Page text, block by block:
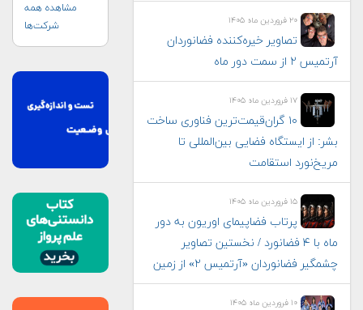
۲۰ فروردین ماه ۱۴۰۵
تصاویر خیره‌کننده فضانوردان
آرتمیس ۲ از سمت دور ماه
۱۷ فروردین ماه ۱۴۰۵
۱۰ گران‌قیمت‌ترین فناوری‌ ساخت
بشر: از ایستگاه فضایی بین‌المللی تا
مریخ‌نورد استقامت
۱۵ فروردین ماه ۱۴۰۵
پرتاب فضاپیمای اوریون به دور
ماه با ۴ فضانورد / نخستین تصاویر
چشمگیر فضانوردان «آرتمیس ۲» از زمین
۱۰ فروردین ماه ۱۴۰۵
مشاهده همه
شرکت‌ها